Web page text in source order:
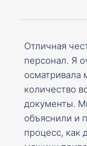
Отличная
персонал. Я
осматривала
количество
документы.
объяснили и
процесс, как